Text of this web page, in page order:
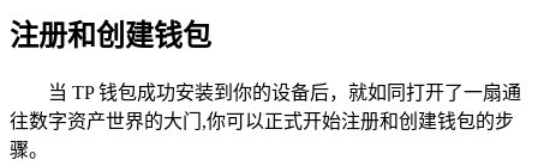
注册和创建钱包
当 TP 钱包成功安装到你的设备后，就如同打开了一扇通
往数字资产世界的大门,你可以正式开始注册和创建钱包的步
骤。